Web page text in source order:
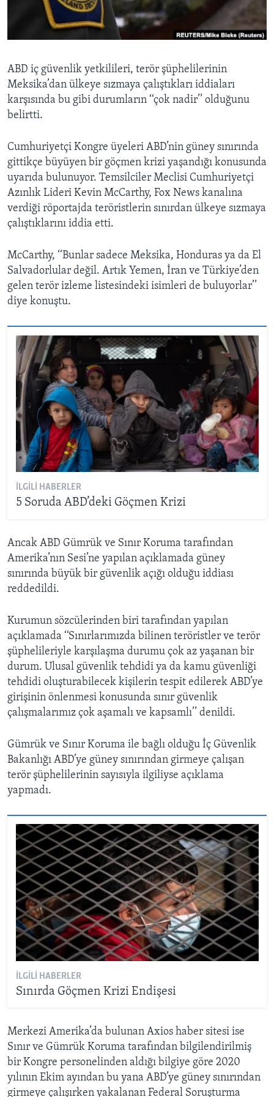
HAYATTAN
BIZI TAKIP EDIN
Diller
ABD iç güvenlik yetkilileri, terör şüphelilerinin
Meksika’dan ülkeye sızmaya çalıştıkları iddiaları
karşısında bu gibi durumların ‘‘çok nadir’’ olduğunu
belirtti.
Cumhuriyetçi Kongre üyeleri ABD’nin güney sınırında
gittikçe büyüyen bir göçmen krizi yaşandığı konusunda
uyarıda bulunuyor. Temsilciler Meclisi Cumhuriyetçi
Azınlık Lideri Kevin McCarthy, Fox News kanalına
verdiği röportajda teröristlerin sınırdan ülkeye sızmaya
çalıştıklarını iddia etti.
McCarthy, ‘‘Bunlar sadece Meksika, Honduras ya da El
Salvadorlular değil. Artık Yemen, İran ve Türkiye’den
gelen terör izleme listesindeki isimleri de buluyorlar’’
diye konuştu.
İLGILI HABERLER
5 Soruda ABD’deki Göçmen Krizi
Ancak ABD Gümrük ve Sınır Koruma tarafından
Amerika’nın Sesi’ne yapılan açıklamada güney
sınırında büyük bir güvenlik açığı olduğu iddiası
reddedildi.
Kurumun sözcülerinden biri tarafından yapılan
açıklamada ‘‘Sınırlarımızda bilinen teröristler ve terör
şüphelileriyle karşılaşma durumu çok az yaşanan bir
durum. Ulusal güvenlik tehdidi ya da kamu güvenliği
tehdidi oluşturabilecek kişilerin tespit edilerek ABD’ye
girişinin önlenmesi konusunda sınır güvenlik
çalışmalarımız çok aşamalı ve kapsamlı’’ denildi.
Gümrük ve Sınır Koruma ile bağlı olduğu İç Güvenlik
Bakanlığı ABD’ye güney sınırından girmeye çalışan
terör şüphelilerinin sayısıyla ilgiliyse açıklama
yapmadı.
İLGILI HABERLER
Sınırda Göçmen Krizi Endişesi
Merkezi Amerika’da bulunan Axios haber sitesi ise
Sınır ve Gümrük Koruma tarafından bilgilendirilmiş
bir Kongre personelinden aldığı bilgiye göre 2020
yılının Ekim ayından bu yana ABD’ye güney sınırından
girmeye çalışırken yakalanan Federal Soruşturma